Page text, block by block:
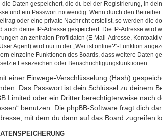
die Daten gespeichert, die du bei der Registrierung, in
und ein Passwort notwendig. Wenn durch den
oder eine private Nachricht erstellst, so werden die
auch deine IP-Adresse gespeichert. Die IP-Adresse wird
an zentralen Profildaten (E-Mail-Adresse,
Agent) wird nur in der „Wer ist online?“-Funktion
einzelne Funktionen des Boards, dass weitere Daten
Lesezeichen oder Benachrichtigungsfunktionen.
einer Einwege-Verschlüsselung (Hash)
Das Passwort ist dein Schlüssel zu deinem
Limited oder ein Dritter berechtigterweise nach
benutzen. Die phpBB-Software fragt dich
mit dem du dann auf das Board zugreifen